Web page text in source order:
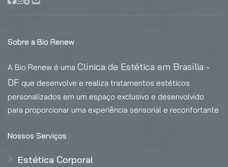
Sobre a Bio Renew
A Bio Renew é uma Clínica de Estética em Brasília -
DF que desenvolve e realiza tratamentos estéticos
personalizados em um espaço exclusivo e desenvolvido
para proporcionar uma experiência sensorial e reconfortante
Nossos Serviços
Estética Corporal